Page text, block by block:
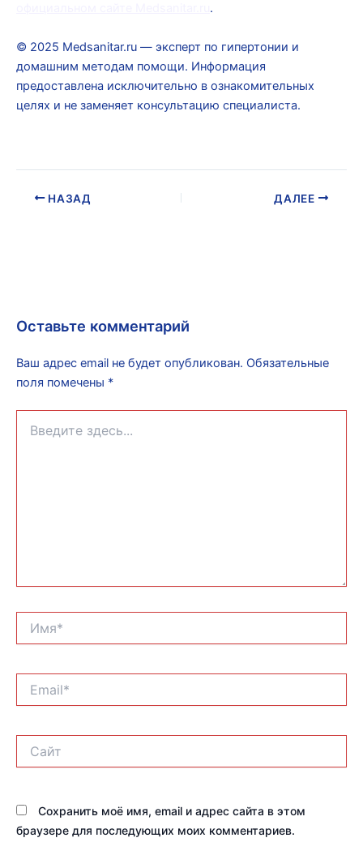
.
© 2025 Medsanitar.ru — эксперт по гипертонии и
домашним методам помощи. Информация
предоставлена исключительно в ознакомительных
целях и не заменяет консультацию специалиста.
НАЗАД ДАЛЕЕ
Оставьте комментарий
Ваш адрес email не будет опубликован. Обязательные
поля помечены *
здесь...
Сохранить моё имя, email и адрес сайта в этом
браузере для последующих моих комментариев.